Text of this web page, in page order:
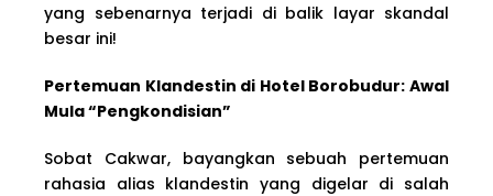
yang sebenarnya terjadi di balik layar skandal
besar ini!
Pertemuan Klandestin di Hotel Borobudur: Awal
Mula “Pengkondisian”
Sobat Cakwar, bayangkan sebuah pertemuan
rahasia alias klandestin yang digelar di salah